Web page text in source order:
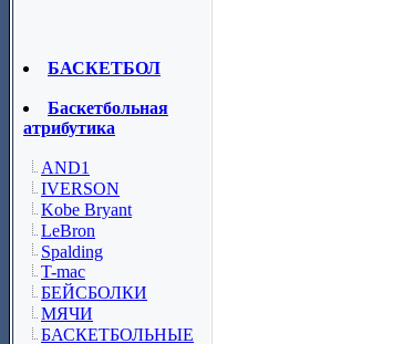
БАСКЕТБОЛ
Баскетбольная
атрибутика
AND1
IVERSON
Kobe Bryant
LeBron
Spalding
T-mac
БЕЙСБОЛКИ
МЯЧИ
БАСКЕТБОЛЬНЫЕ